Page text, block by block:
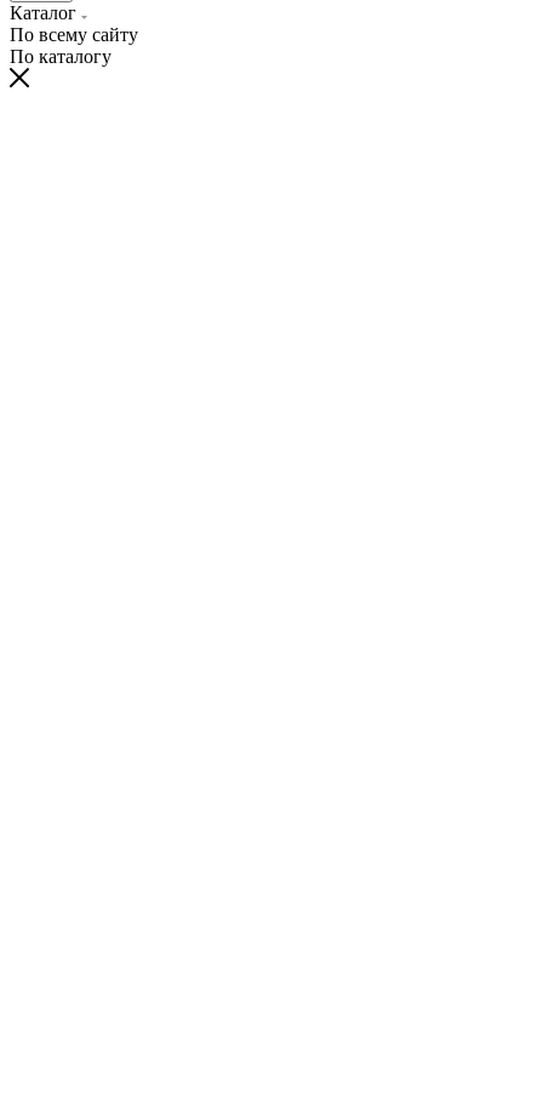
Каталог
По всему сайту
По каталогу